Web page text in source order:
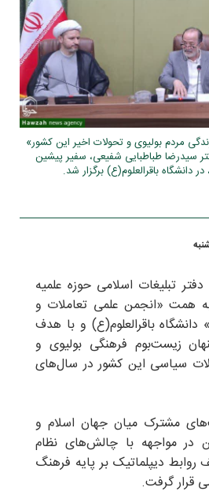
بولیوی و تحولات اخیر این کشور»
سیدرضا طباطبایی شفیعی، سفیر پیشین
دانشگاه باقرالعلوم(ع) برگزار شد.
تبلیغات اسلامی حوزه علمیه
همت «انجمن علمی تعاملات و
دانشگاه باقرالعلوم(ع) و با هدف
زیست‌بوم فرهنگی بولیوی و
سیاسی این کشور در سال‌های
مشترک میان جهان اسلام و
در مواجهه با چالش‌های نظام
دیپلماتیک بر پایه فرهنگ
قرار گرفت.